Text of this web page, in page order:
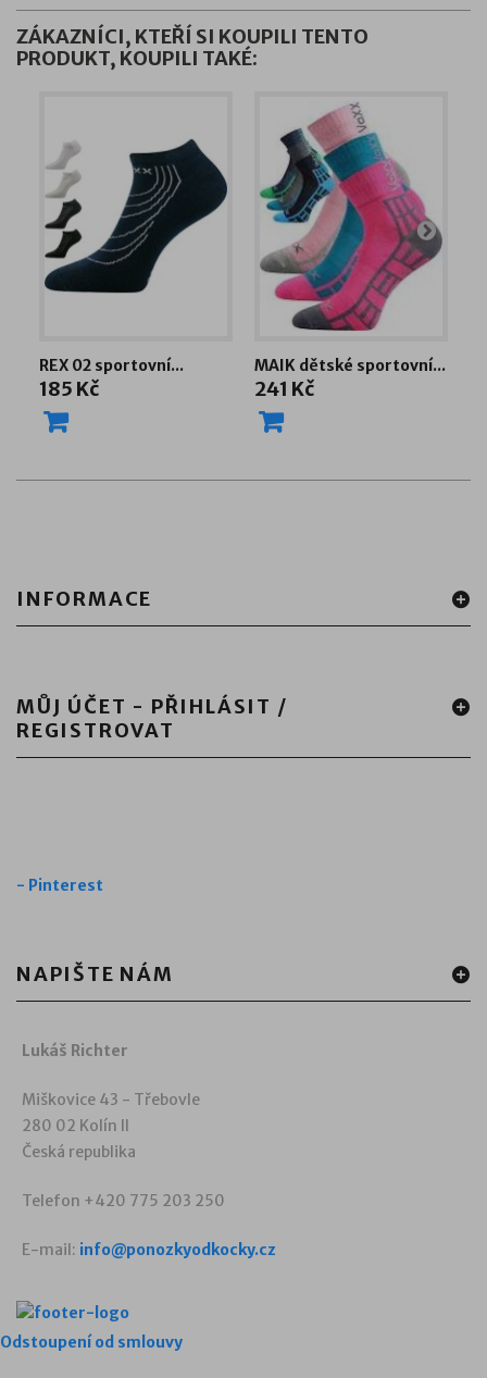
ZÁKAZNÍCI, KTEŘÍ SI KOUPILI TENTO
PRODUKT, KOUPILI TAKÉ:
REX 02 sportovní...
185 Kč
MAIK dětské sportovní...
241 Kč
INFORMACE
MŮJ ÚČET - PŘIHLÁSIT /
REGISTROVAT
- Pinterest
NAPIŠTE NÁM
Lukáš Richter
Miškovice 43 - Třebovle
280 02 Kolín II
Česká republika
Telefon +420 775 203 250
E-mail: info@ponozkyodkocky.cz
Odstoupení od smlouvy